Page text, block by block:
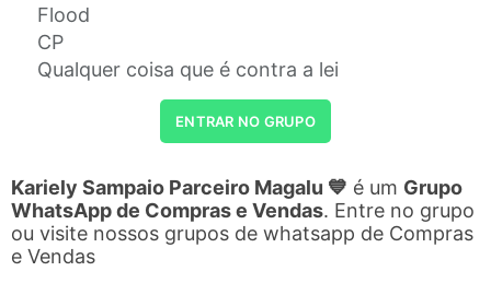
Flood
CP
Qualquer coisa que é contra a lei
ENTRAR NO GRUPO
Kariely Sampaio Parceiro Magalu 💙 é um Grupo
WhatsApp de Compras e Vendas. Entre no grupo
ou visite nossos grupos de whatsapp de Compras
e Vendas